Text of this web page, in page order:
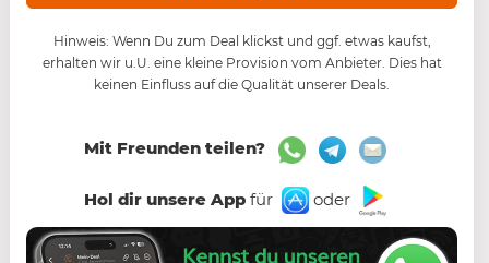
Hinweis: Wenn Du zum Deal klickst und ggf. etwas kaufst,
erhalten wir u.U. eine kleine Provision vom Anbieter. Dies hat
keinen Einfluss auf die Qualität unserer Deals.
Mit Freunden teilen?
Hol dir unsere Appfür oder